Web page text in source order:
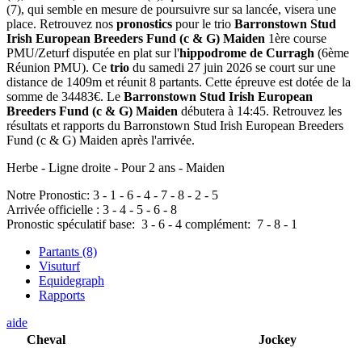
(7), qui semble en mesure de poursuivre sur sa lancée, visera une
place. Retrouvez nos pronostics pour le trio Barronstown Stud
Irish European Breeders Fund (c & G) Maiden 1ère course
PMU/Zeturf disputée en plat sur l'hippodrome de Curragh (6ème
Réunion PMU). Ce trio du samedi 27 juin 2026 se court sur une
distance de 1409m et réunit 8 partants. Cette épreuve est dotée de la
somme de 34483€. Le Barronstown Stud Irish European
Breeders Fund (c & G) Maiden débutera à 14:45. Retrouvez les
résultats et rapports du Barronstown Stud Irish European Breeders
Fund (c & G) Maiden après l'arrivée.
Herbe - Ligne droite - Pour 2 ans - Maiden
Notre Pronostic: 3 - 1 - 6 - 4 - 7 - 8 - 2 - 5
Arrivée officielle : 3 - 4 - 5 - 6 - 8
Pronostic spéculatif base: 3 - 6 - 4 complément: 7 - 8 - 1
Partants (8)
Visuturf
Equidegraph
Rapports
aide
Cheval
Jockey